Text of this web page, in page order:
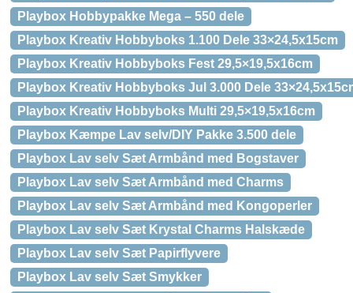
Playbox Hobbypakke Mega – 550 dele
Playbox Kreativ Hobbyboks 1.100 Dele 33×24,5x15cm
Playbox Kreativ Hobbyboks Fest 29,5×19,5x16cm
Playbox Kreativ Hobbyboks Jul 3.000 Dele
Playbox Kreativ Hobbyboks Multi 29,5×19,5x16cm
Playbox Kæmpe Lav selv/DIY Pakke 3.500 dele
Playbox Lav selv Sæt Armbånd med Bogstaver
Playbox Lav selv Sæt Armbånd med Charms
Playbox Lav selv Sæt Armbånd med Kongoperler
Playbox Lav selv Sæt Krystal Charms Halskæde
Playbox Lav selv Sæt Papirflyvere
Playbox Lav selv Sæt Smykker